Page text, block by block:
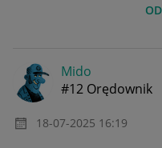
Mido
#12 Orędownik
‎18-07-2025 16:19